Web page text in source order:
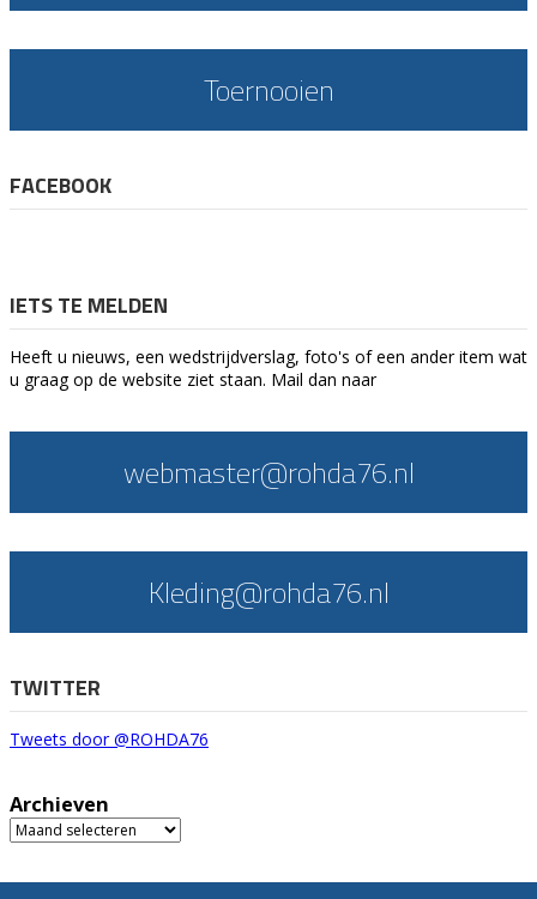
Toernooien
FACEBOOK
IETS TE MELDEN
Heeft u nieuws, een wedstrijdverslag, foto's of een ander item wat
u graag op de website ziet staan. Mail dan naar
webmaster@rohda76.nl
Kleding@rohda76.nl
TWITTER
Tweets door @ROHDA76
Archieven
Archieven